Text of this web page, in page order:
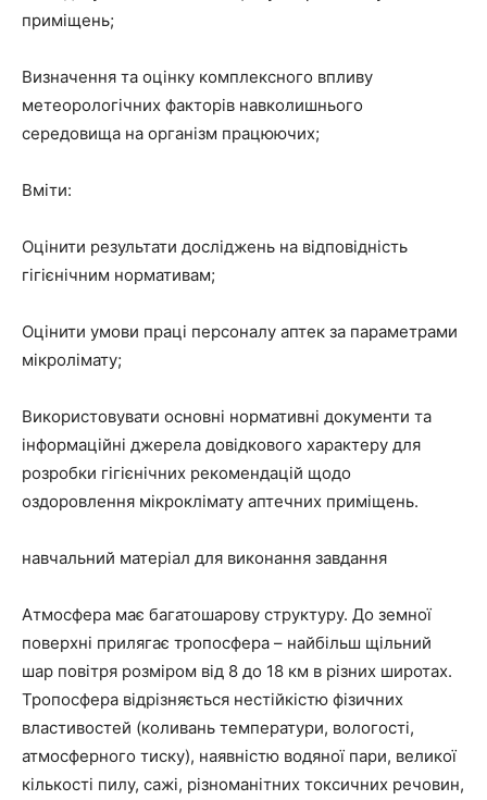
приміщень;
Визначення та оцінку комплексного впливу
метеорологічних факторів навколишнього
середовища на організм працюючих;
Вміти:
Оцінити результати досліджень на відповідність
гігієнічним нормативам;
Оцінити умови праці персоналу аптек за параметрами
мікролімату;
Використовувати основні нормативні документи та
інформаційні джерела довідкового характеру для
розробки гігієнічних рекомендацій щодо
оздоровлення мікроклімату аптечних приміщень.
навчальний матеріал для виконання завдання
Атмосфера має багатошарову структуру. До земної
поверхні прилягає тропосфера – найбільш щільний
шар повітря розміром від 8 до 18 км в різних широтах.
Тропосфера відрізняється нестійкістю фізичних
властивостей (коливань температури, вологості,
атмосферного тиску), наявністю водяної пари, великої
кількості пилу, сажі, різноманітних токсичних речовин,